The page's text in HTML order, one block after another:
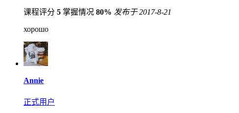
课程评分 5 掌握情况 80% 发布于 2017-8-21
хорошо
Annie
正式用户